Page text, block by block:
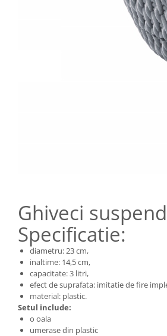
Ghiveci
Specificatie:
diametru: 23 cm,
inaltime: 14,5 cm,
capacitate: 3 litri,
efect de suprafata: imitatie de fire
material: plastic.
Setul include:
o oala
umerase din plastic